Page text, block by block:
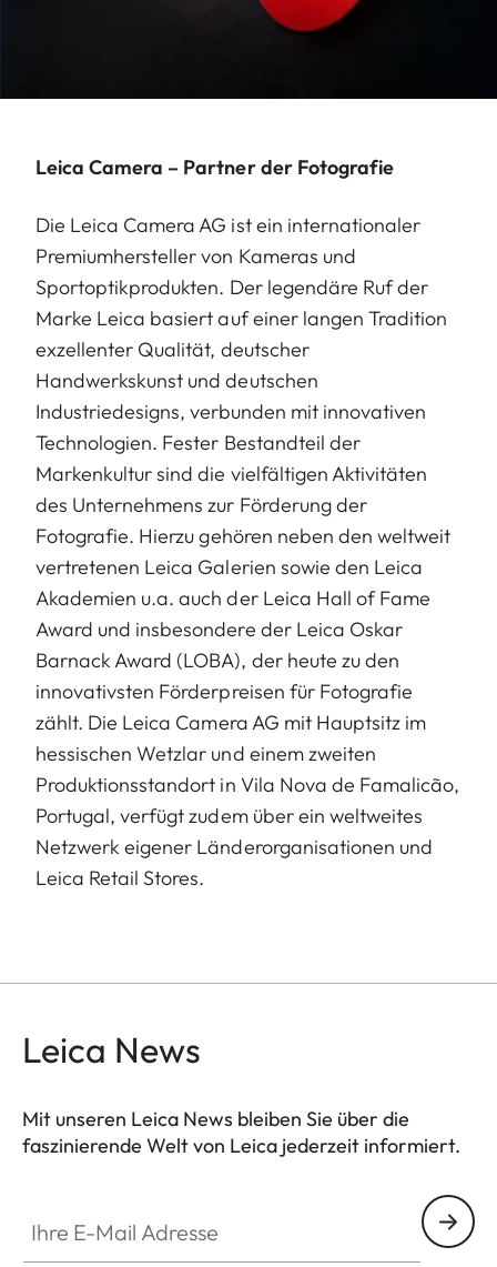
Leica Camera – Partner der Fotografie
Die Leica Camera AG ist ein internationaler
Premiumhersteller von Kameras und
Sportoptikprodukten. Der legendäre Ruf der
Marke Leica basiert auf einer langen Tradition
exzellenter Qualität, deutscher
Handwerkskunst und deutschen
Industriedesigns, verbunden mit innovativen
Technologien. Fester Bestandteil der
Markenkultur sind die vielfältigen Aktivitäten
des Unternehmens zur Förderung der
Fotografie. Hierzu gehören neben den weltweit
vertretenen Leica Galerien sowie den Leica
Akademien u.a. auch der Leica Hall of Fame
Award und insbesondere der Leica Oskar
Barnack Award (LOBA), der heute zu den
innovativsten Förderpreisen für Fotografie
zählt. Die Leica Camera AG mit Hauptsitz im
hessischen Wetzlar und einem zweiten
Produktionsstandort in Vila Nova de Famalicão,
Portugal, verfügt zudem über ein weltweites
Netzwerk eigener Länderorganisationen und
Leica Retail Stores.
Leica News
Mit unseren Leica News bleiben Sie über die
faszinierende Welt von Leica jederzeit informiert.